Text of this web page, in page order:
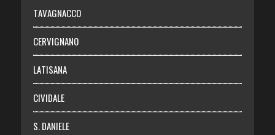
Chi siamo
Abbonati
Login
TAVAGNACCO
CERVIGNANO
LATISANA
CIVIDALE
S. DANIELE